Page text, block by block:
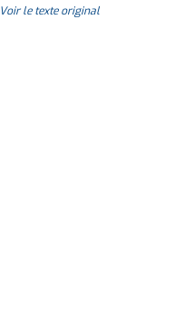
Voir le texte original